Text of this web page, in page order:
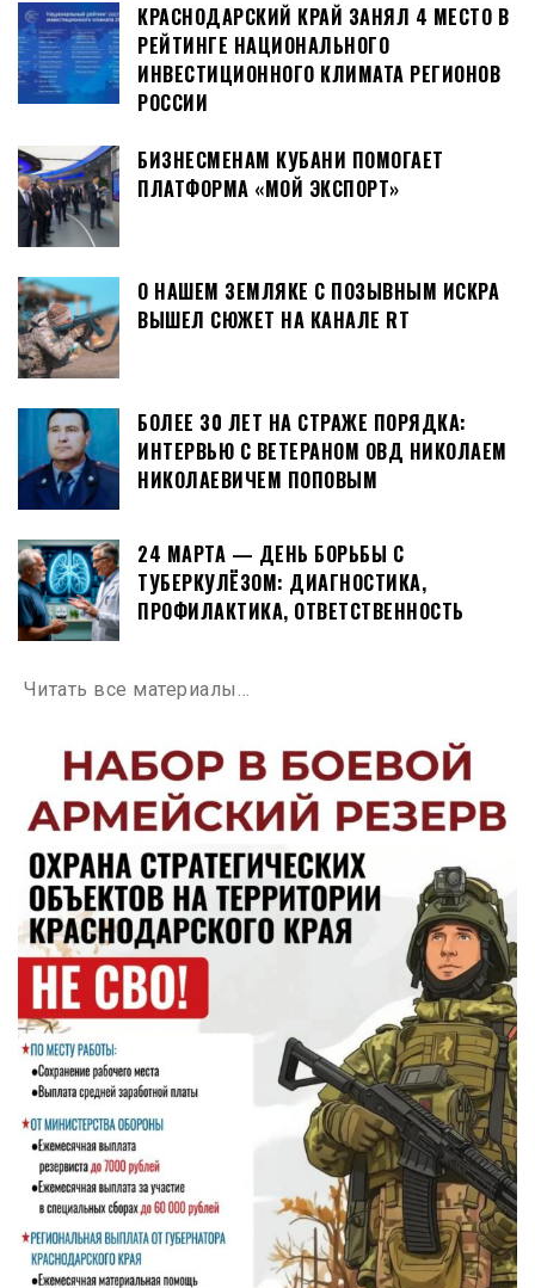
КРАСНОДАРСКИЙ КРАЙ ЗАНЯЛ 4 МЕСТО В
РЕЙТИНГЕ НАЦИОНАЛЬНОГО
ИНВЕСТИЦИОННОГО КЛИМАТА РЕГИОНОВ
РОССИИ
БИЗНЕСМЕНАМ КУБАНИ ПОМОГАЕТ
ПЛАТФОРМА «МОЙ ЭКСПОРТ»
О НАШЕМ ЗЕМЛЯКЕ С ПОЗЫВНЫМ ИСКРА
ВЫШЕЛ СЮЖЕТ НА КАНАЛЕ RT
БОЛЕЕ 30 ЛЕТ НА СТРАЖЕ ПОРЯДКА:
ИНТЕРВЬЮ С ВЕТЕРАНОМ ОВД НИКОЛАЕМ
НИКОЛАЕВИЧЕМ ПОПОВЫМ
24 МАРТА — ДЕНЬ БОРЬБЫ С
ТУБЕРКУЛЁЗОМ: ДИАГНОСТИКА,
ПРОФИЛАКТИКА, ОТВЕТСТВЕННОСТЬ
Читать все материалы…